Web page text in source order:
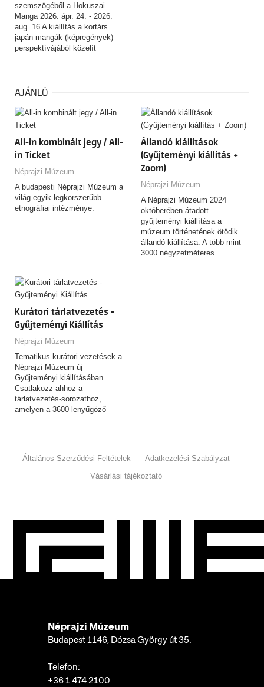
szemszögéből a Hokuszai
Manga 2026. ápr. 24. - 2026.
aug. 16 A kiállítás a kortárs
japán mangák (képregények)
perspektívájából közelít
álló, rendkívüli hatású
nem azt kívánja igazolni, hogy
Hokuszai a mai értelemben vett
hanem azt vizsgálja, miként
alakult és változott a „manga”
jelentése az elmúlt kétszáz év
során.
AJÁNLÓ
All-in kombinált jegy / All-
in Ticket
Néprajzi Múzeum
A budapesti Néprajzi Múzeum a
világ egyik legkorszerűbb
etnográfiai intézménye.
Állandó kiállítások
(Gyűjteményi kiállítás +
Zoom)
Néprajzi Múzeum
A Néprajzi Múzeum 2024
októberében átadott
gyűjteményi kiállítása a
múzeum történetének ötödik
állandó kiállítása. A több mint
3000 négyzetméteres
Kurátori tárlatvezetés -
Gyűjteményi Kiállítás
Néprajzi Múzeum
Tematikus kurátori vezetések a
Néprajzi Múzeum új
Gyűjteményi kiállításában.
Csatlakozz ahhoz a
tárlatvezetés-sorozathoz,
amelyen a 3600 lenyűgöző
Általános Szerződési Feltételek
Adatkezelési Szabályzat
Vásárlási tájékoztató
Néprajzi Múzeum
Budapest 1146, Dózsa György út 35.
Telefon:
+36 1 474 2100